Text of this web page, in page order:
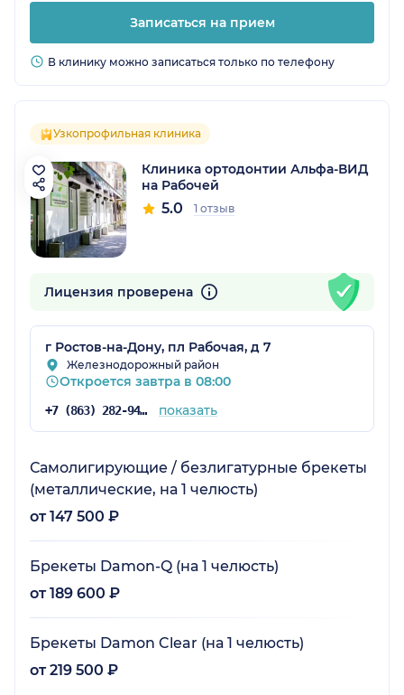
Записаться на прием
В клинику можно записаться только по телефону
Узкопрофильная клиника
Клиника ортодонтии Альфа-ВИД
на Рабочей
5.0 1 отзыв
Лицензия проверена
г Ростов-на-Дону, пл Рабочая, д 7
Железнодорожный район
Откроется завтра в 08:00
+7 (863) 282-94-54 показать
Самолигирующие / безлигатурные брекеты
(металлические, на 1 челюсть)
от 147 500 ₽
Брекеты Damon-Q (на 1 челюсть)
от 189 600 ₽
Брекеты Damon Clear (на 1 челюсть)
от 219 500 ₽